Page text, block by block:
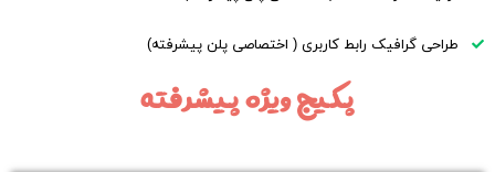
طراحی گرافیک رابط کاربری ( اختصاصی پلن پیشرفته)
پکیج ویژه پیشرفته